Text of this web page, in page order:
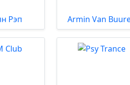
Рэп Armin Van